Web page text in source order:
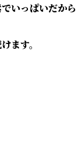
いっぱいだから
ます。